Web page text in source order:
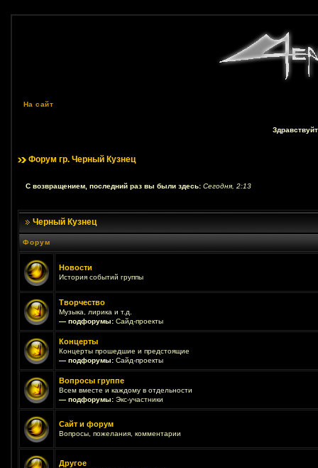
На сайт
Форум гр. Черный Кузнец
С возвращением, последний раз вы были здесь: Сегодня, 2:13
Черный Кузнец
Форум
Новости
История событий группы
Творчество
Музыка, лирика и т.д.
— подфорумы: Сайд-проекты
Концерты
Концерты прошедшие и предстоящие
— подфорумы: Сайд-проекты
Вопросы группе
Всем вместе и каждому в отдельности
— подфорумы: Экс-участники
Сайт и форум
Вопросы, пожелания, комментарии
Другое